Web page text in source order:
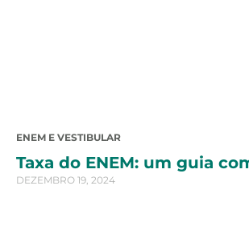
ENEM E VESTIBULAR
Taxa do ENEM: um guia
DEZEMBRO 19, 2024